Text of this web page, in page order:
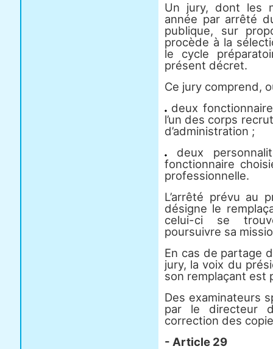
Un jury, dont les
année par arrêté
publique, sur
procède à la
le cycle
présent décret.
Ce jury comprend,
deux
l’un des corps
d’administration ;
deux
fonctionnaire
professionnelle.
L’arrêté prévu au
désigne le
celui-ci se
poursuivre sa
En cas de partage
jury, la voix du
son remplaçant est
Des examinateurs
par le directeur
correction des
- Article 29